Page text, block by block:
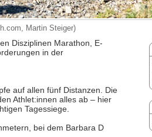
Martin Steiger)
Disziplinen Marathon, E-
in der
auf allen fünf Distanzen. Die
Athlet:innen alles ab – hier
Tagessiege.
bei dem Barbara D